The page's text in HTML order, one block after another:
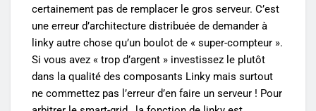
certainement pas de remplacer le gros serveur. C’est
une erreur d’architecture distribuée de demander à
linky autre chose qu’un boulot de « super-compteur ».
Si vous avez « trop d’argent » investissez le plutôt
dans la qualité des composants Linky mais surtout
ne commettez pas l’erreur d’en faire un serveur ! Pour